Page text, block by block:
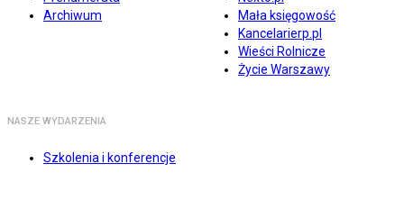
Archiwum
Mała księgowość
Kancelarierp.pl
Wieści Rolnicze
Życie Warszawy
NASZE WYDARZENIA
Szkolenia i konferencje